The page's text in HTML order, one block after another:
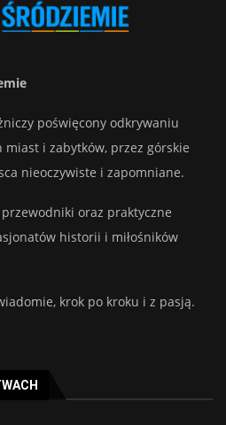
poświęcony odkrywaniu
miast i zabytków, przez górskie
nieoczywiste i zapomniane.
oraz praktyczne
historii i miłośników
krok po kroku i z pasją.